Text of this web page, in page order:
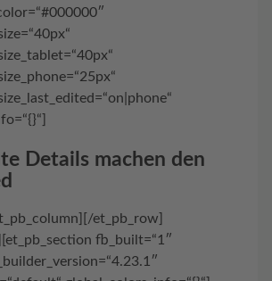
Details machen den
et_pb_row]
fb_built=“1″